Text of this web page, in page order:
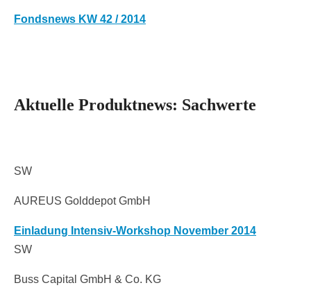
Fondsnews KW 42 / 2014
Aktuelle Produktnews: Sachwerte
SW
AUREUS Golddepot GmbH
Einladung Intensiv-Workshop November 2014
SW
Buss Capital GmbH & Co. KG